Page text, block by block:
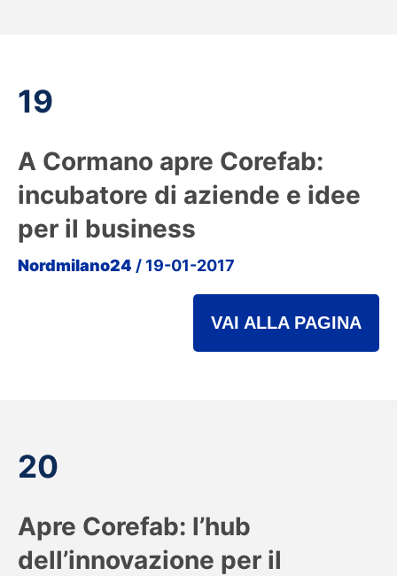
19
A Cormano apre Corefab:
incubatore di aziende e idee
per il business
Nordmilano24 / 19-01-2017
VAI ALLA PAGINA
20
Apre Corefab: l’hub
dell’innovazione per il